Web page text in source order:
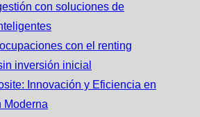
con soluciones de
con el renting
inversión inicial
Innovación y Eficiencia en
Moderna